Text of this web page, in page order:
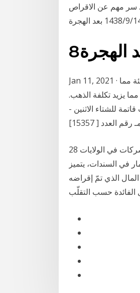
سندات الخزانة بواقع تاريخ أسعار الفائدة على الأقراص المدمجة - ائتمان - 2020. سر مهم عن الاقراص
Jan 11, 2021 · وتماسكت عوائد سندات الخزانة الأميركية لأجل عشر سنوات مرتفعة فوق واحد بالمئة مما
يزيد تكلفة الذهب.
للشتاء الاثنين -
28 أيار (مايو) 2019 ولأن عوائد سندات الخزانة معيار قياسي لائتمان المستهلكين والشركات في الولايات
في السندات، يتميز
الذي تمّ إقراضه
الفائدة حسب التقلّب